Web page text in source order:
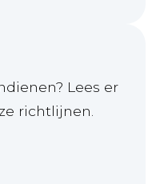
Lees er
richtlijnen.